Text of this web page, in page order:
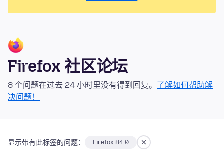
Firefox 社区论坛
8 个问题在过去 24 小时里没有得到回复。 了解如何帮助解
决问题！
显示带有此标签的问题： Firefox 84.0